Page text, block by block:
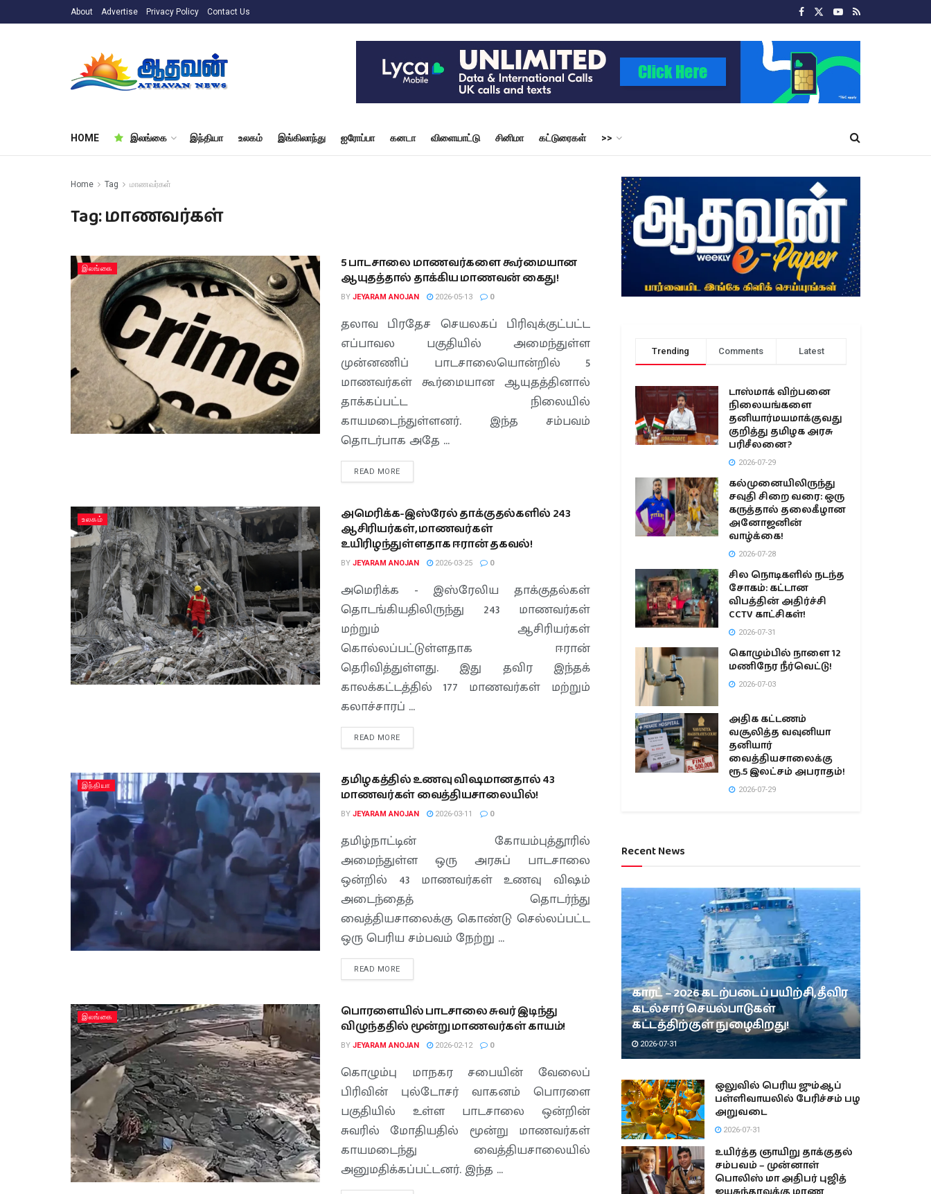
About Advertise Privacy Policy Contact Us
HOME இலங்கை இந்தியா உலகம் இங்கிலாந்து ஐரோப்பா கனடா விளையாட்டு சினிமா கட்டுரைகள் >>
Home Tag மாணவர்கள்
Tag:மாணவர்கள்
இலங்கை
5 பாடசாலை மாணவர்களை கூர்மையான
ஆயுதத்தால் தாக்கிய மாணவன் கைது!
BY JEYARAM ANOJAN 2026-05-13 0
தலாவ பிரதேச செயலகப் பிரிவுக்குட்பட்ட
எப்பாவல பகுதியில் அமைந்துள்ள
முன்னணிப் பாடசாலையொன்றில் 5
மாணவர்கள் கூர்மையான ஆயுதத்தினால்
தாக்கப்பட்ட நிலையில்
காயமடைந்துள்ளனர். இந்த சம்பவம்
தொடர்பாக அதே ...
READ MORE
உலகம்
அமெரிக்க-இஸ்ரேல் தாக்குதல்களில் 243
ஆசிரியர்கள், மாணவர்கள்
உயிரிழந்துள்ளதாக ஈரான் தகவல்!
BY JEYARAM ANOJAN 2026-03-25 0
அமெரிக்க - இஸ்ரேலிய தாக்குதல்கள்
தொடங்கியதிலிருந்து 243 மாணவர்கள்
மற்றும் ஆசிரியர்கள்
கொல்லப்பட்டுள்ளதாக ஈரான்
தெரிவித்துள்ளது. இது தவிர இந்தக்
காலக்கட்டத்தில் 177 மாணவர்கள் மற்றும்
கலாச்சாரப் ...
READ MORE
இந்தியா
தமிழகத்தில் உணவு விஷமானதால் 43
மாணவர்கள் வைத்தியசாலையில்!
BY JEYARAM ANOJAN 2026-03-11 0
தமிழ்நாட்டின் கோயம்புத்தூரில்
அமைந்துள்ள ஒரு அரசுப் பாடசாலை
ஒன்றில் 43 மாணவர்கள் உணவு விஷம்
அடைந்தைத் தொடர்ந்து
வைத்தியசாலைக்கு கொண்டு செல்லப்பட்ட
ஒரு பெரிய சம்பவம் நேற்று ...
READ MORE
இலங்கை
பொரளையில் பாடசாலை சுவர் இடிந்து
விழுந்ததில் மூன்று மாணவர்கள் காயம்!
BY JEYARAM ANOJAN 2026-02-12 0
கொழும்பு மாநகர சபையின் வேலைப்
பிரிவின் புல்டோசர் வாகனம் பொரளை
பகுதியில் உள்ள பாடசாலை ஒன்றின்
சுவரில் மோதியதில் மூன்று மாணவர்கள்
காயமடைந்து வைத்தியசாலையில்
அனுமதிக்கப்பட்டனர். இந்த ...
Trending Comments Latest
டாஸ்மாக் விற்பனை
நிலையங்களை
தனியார்மயமாக்குவது
குறித்து தமிழக அரசு
பரிசீலனை?
2026-07-29
கல்முனையிலிருந்து
சவுதி சிறை வரை: ஒரு
கருத்தால் தலைகீழான
அனோஜனின்
வாழ்க்கை!
2026-07-28
சில நொடிகளில் நடந்த
சோகம்: கட்டான
விபத்தின் அதிர்ச்சி
CCTV காட்சிகள்!
2026-07-31
கொழும்பில் நாளை 12
மணிநேர நீர்வெட்டு!
2026-07-03
அதிக கட்டணம்
வசூலித்த வவுனியா
தனியார்
வைத்தியசாலைக்கு
ரூ.5 இலட்சம் அபராதம்!
2026-07-29
Recent News
காரட் – 2026 கடற்படைப் பயிற்சி, தீவிர
கடல்சார் செயல்பாடுகள்
கட்டத்திற்குள் நுழைகிறது!
2026-07-31
ஒலுவில் பெரிய ஜும்ஆப்
பள்ளிவாயலில் பேரிச்சம் பழ
அறுவடை
2026-07-31
உயிர்த்த ஞாயிறு தாக்குதல்
சம்பவம் – முன்னாள்
பொலிஸ் மா அதிபர் புஜித்